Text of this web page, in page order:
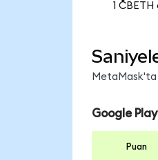
1
MetaMask'ta
Google Play
Puan